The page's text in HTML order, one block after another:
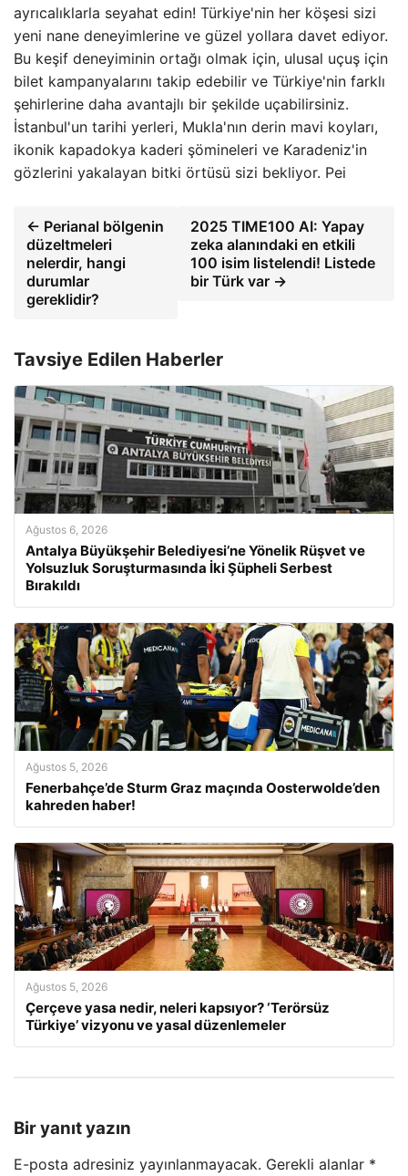
ayrıcalıklarla seyahat edin! Türkiye'nin her köşesi sizi
yeni nane deneyimlerine ve güzel yollara davet ediyor.
Bu keşif deneyiminin ortağı olmak için, ulusal uçuş için
bilet kampanyalarını takip edebilir ve Türkiye'nin farklı
şehirlerine daha avantajlı bir şekilde uçabilirsiniz.
İstanbul'un tarihi yerleri, Mukla'nın derin mavi koyları,
ikonik kapadokya kaderi şömineleri ve Karadeniz'in
gözlerini yakalayan bitki örtüsü sizi bekliyor. Pei
← Perianal bölgenin
düzeltmeleri
nelerdir, hangi
durumlar
gereklidir?
2025 TIME100 AI: Yapay
zeka alanındaki en etkili
100 isim listelendi! Listede
bir Türk var →
Tavsiye Edilen Haberler
Ağustos 6, 2026
Antalya Büyükşehir Belediyesi’ne Yönelik Rüşvet ve
Yolsuzluk Soruşturmasında İki Şüpheli Serbest
Bırakıldı
Ağustos 5, 2026
Fenerbahçe’de Sturm Graz maçında Oosterwolde’den
kahreden haber!
Ağustos 5, 2026
Çerçeve yasa nedir, neleri kapsıyor? ‘Terörsüz
Türkiye’ vizyonu ve yasal düzenlemeler
Bir yanıt yazın
E-posta adresiniz yayınlanmayacak. Gerekli alanlar *